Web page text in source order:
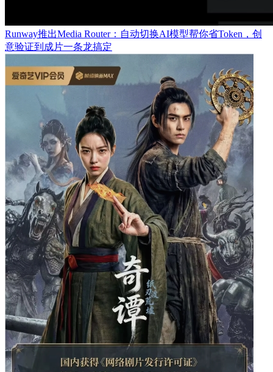
Runway推出Media Router：自动切换AI模型帮你省Token，创
意验证到成片一条龙搞定